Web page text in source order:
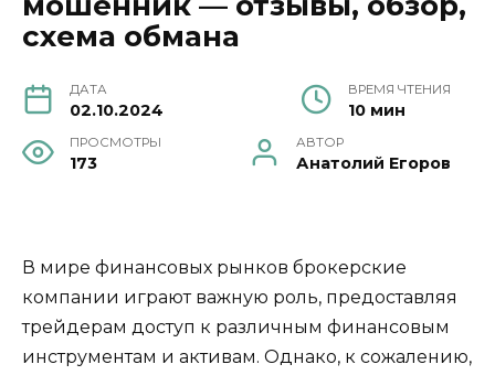
схема обмана
ДАТА
02.10.2024
ВРЕМЯ ЧТЕНИЯ
10 мин
ПРОСМОТРЫ
173
АВТОР
Анатолий Егоров
В мире финансовых рынков брокерские
компании играют важную роль, предоставляя
трейдерам доступ к различным финансовым
инструментам и активам. Однако, к сожалению,